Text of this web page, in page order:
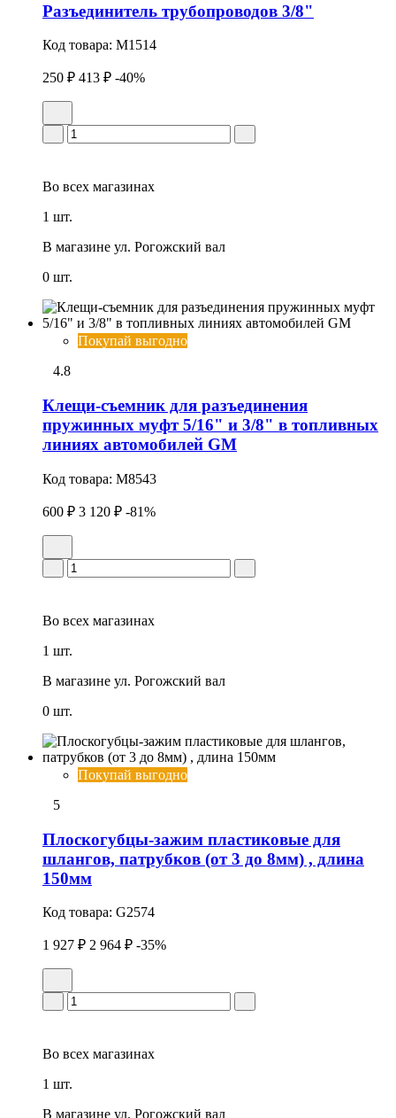
Разъединитель трубопроводов 3/8"
Код товара: M1514
250 ₽ 413 ₽ -40%
Во всех магазинах
1 шт.
В магазине ул. Рогожский вал
0 шт.
Покупай выгодно
4.8
Клещи-съемник для разъединения
пружинных муфт 5/16" и 3/8" в топливных
линиях автомобилей GM
Код товара: M8543
600 ₽ 3 120 ₽ -81%
Во всех магазинах
1 шт.
В магазине ул. Рогожский вал
0 шт.
Покупай выгодно
5
Плоскогубцы-зажим пластиковые для
шлангов, патрубков (от 3 до 8мм) , длина
150мм
Код товара: G2574
1 927 ₽ 2 964 ₽ -35%
Во всех магазинах
1 шт.
В магазине ул. Рогожский вал